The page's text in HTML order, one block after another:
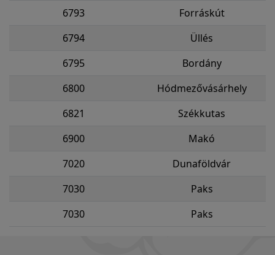
6793
Forráskút
6794
Üllés
6795
Bordány
6800
Hódmezővásárhely
6821
Székkutas
6900
Makó
7020
Dunaföldvár
7030
Paks
7030
Paks